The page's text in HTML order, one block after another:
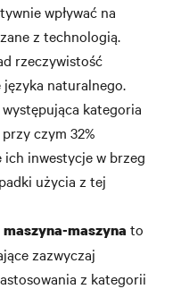
wpływać na
z technologią.
rzeczywistość
naturalnego.
kategoria
czym 32%
ich inwestycje w brzeg
użycia z tej
maszyna to
zazwyczaj
z kategorii